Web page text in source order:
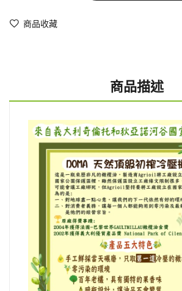
商品收藏
商品描述